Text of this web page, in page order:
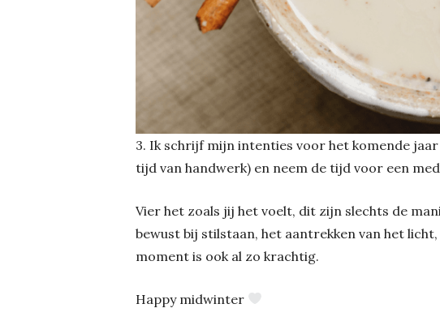
3. Ik schrijf mijn intenties voor het komende
tijd van handwerk) en neem de tijd voor een
Vier het zoals jij het voelt, dit zijn slechts de
bewust bij stilstaan, het aantrekken van het
moment is ook al zo krachtig.
Happy midwinter